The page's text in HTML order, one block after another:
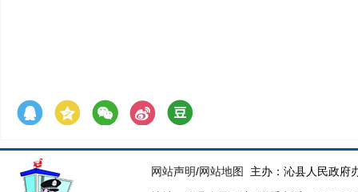
网站声明/网站地图
主办：沁县人民政府